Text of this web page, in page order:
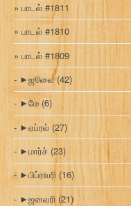
பாடல் #1811
பாடல் #1810
பாடல் #1809
►ஜூலை(42)
►மே (6)
►ஏப்ரல் (27)
►மார்ச் (23)
►பிப்ரவரி (16)
►ஜனவரி (21)